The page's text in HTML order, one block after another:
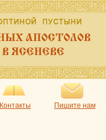
Контакты Пишите нам